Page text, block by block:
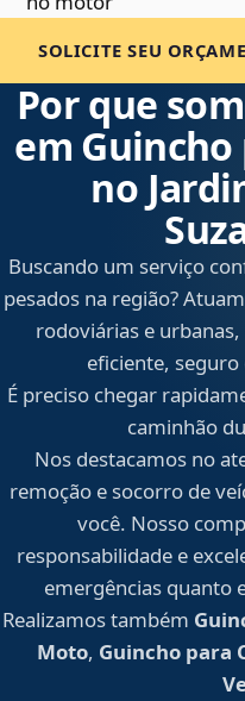
SOLICITE SEU
Por que
em
no
Buscando um serviço
pesados na região?
rodoviárias e
eficiente, seguro
É preciso chegar
caminhão
Nos destacamos no
remoção e socorro de
você. Nosso
responsabilidade e
emergências quanto
Realizamos também
Moto, Guincho para